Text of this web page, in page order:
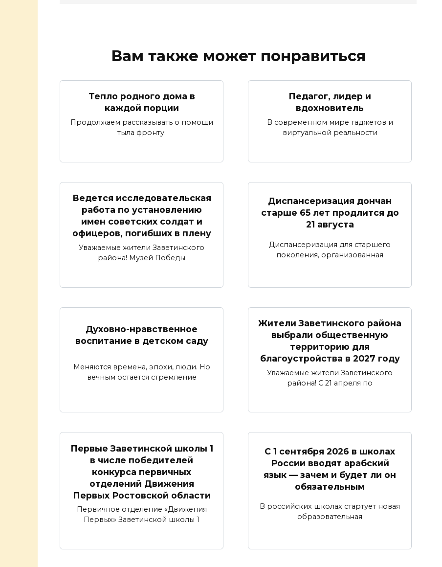
Вам также может понравиться
Тепло родного дома в
каждой порции
Продолжаем рассказывать о помощи
тыла фронту.
Педагог, лидер и
вдохновитель
В современном мире гаджетов и
виртуальной реальности
Ведется исследовательская
работа по установлению
имен советских солдат и
офицеров, погибших в плену
Уважаемые жители Заветинского
района! Музей Победы
Диспансеризация дончан
старше 65 лет продлится до
21 августа
Диспансеризация для старшего
поколения, организованная
Духовно-нравственное
воспитание в детском саду
Меняются времена, эпохи, люди. Но
вечным остается стремление
Жители Заветинского района
выбрали общественную
территорию для
благоустройства в 2027 году
Уважаемые жители Заветинского
района! С 21 апреля по
Первые Заветинской школы 1
в числе победителей
конкурса первичных
отделений Движения
Первых Ростовской области
Первичное отделение «Движения
Первых» Заветинской школы 1
С 1 сентября 2026 в школах
России вводят арабский
язык — зачем и будет ли он
обязательным
В российских школах стартует новая
образовательная